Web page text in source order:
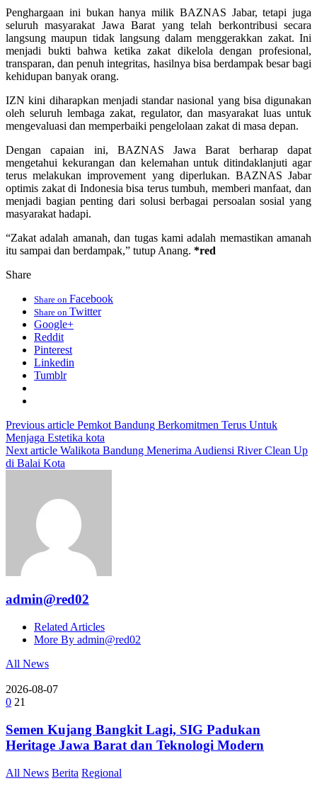
Penghargaan ini bukan hanya milik BAZNAS Jabar, tetapi juga
seluruh masyarakat Jawa Barat yang telah berkontribusi secara
langsung maupun tidak langsung dalam menggerakkan zakat. Ini
menjadi bukti bahwa ketika zakat dikelola dengan profesional,
transparan, dan penuh integritas, hasilnya bisa berdampak besar bagi
kehidupan banyak orang.
IZN kini diharapkan menjadi standar nasional yang bisa digunakan
oleh seluruh lembaga zakat, regulator, dan masyarakat luas untuk
mengevaluasi dan memperbaiki pengelolaan zakat di masa depan.
Dengan capaian ini, BAZNAS Jawa Barat berharap dapat
mengetahui kekurangan dan kelemahan untuk ditindaklanjuti agar
terus melakukan improvement yang diperlukan. BAZNAS Jabar
optimis zakat di Indonesia bisa terus tumbuh, memberi manfaat, dan
menjadi bagian penting dari solusi berbagai persoalan sosial yang
masyarakat hadapi.
“Zakat adalah amanah, dan tugas kami adalah memastikan amanah
itu sampai dan berdampak,” tutup Anang. *red
Share
Share on Facebook
Share on Twitter
Google+
Reddit
Pinterest
Linkedin
Tumblr
Previous article Pemkot Bandung Berkomitmen Terus Untuk
Menjaga Estetika kota
Next article Walikota Bandung Menerima Audiensi River Clean Up
di Balai Kota
admin@red02
Related Articles
More By admin@red02
All News
2026-08-07
0 21
Semen Kujang Bangkit Lagi, SIG Padukan
Heritage Jawa Barat dan Teknologi Modern
All News Berita Regional